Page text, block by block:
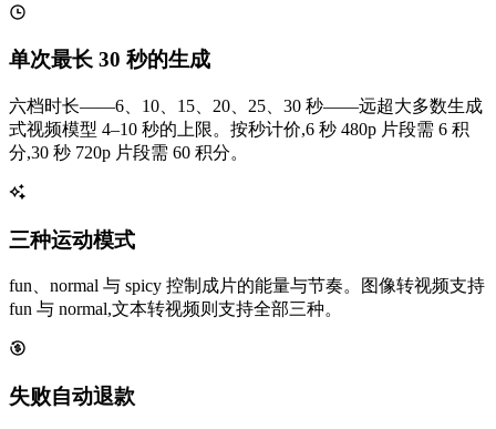
单次最长 30 秒的生成
六档时长——6、10、15、20、25、30 秒——远超大多数生成
式视频模型 4–10 秒的上限。按秒计价,6 秒 480p 片段需 6 积
分,30 秒 720p 片段需 60 积分。
三种运动模式
fun、normal 与 spicy 控制成片的能量与节奏。图像转视频支持
fun 与 normal,文本转视频则支持全部三种。
失败自动退款